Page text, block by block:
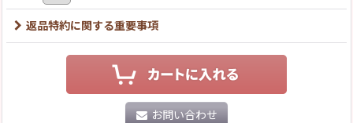
返品特約に関する重要事項
お問い合わせ